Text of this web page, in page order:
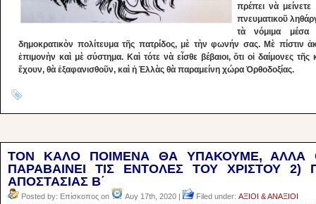
πρέπει νὰ
πνευματικοῦ
τὰ νόμιμα μέσα
δημοκρατικὸν πολίτευμα τῆς πατρίδος, μὲ τὴν φωνήν σας. Μὲ πίστιν
ἐπιμονὴν καὶ μὲ σύστημα. Καὶ τότε νὰ εἶσθε βέβαιοι, ὅτι οἱ δαίμονες
ἔχουν, θὰ ἐξαφανισθοῦν, καὶ ἡ Ἑλλὰς θὰ παραμείνη χώρα Ὀρθοδοξίας.
TON KAΛΟ ΠΟΙΜΕΝΑ ΘΑ ΥΠΑΚΟΥΜΕ, ΑΛΛΑ
ΠΑΡΑΒΑΙΝΕΙ ΤΙΣ ΕΝΤΟΛΕΣ ΤΟΥ ΧΡΙΣΤΟΥ 2)
ΑΠΟΣΤΑΣΙΑΣ Β΄
Posted by: Επίσκοπος on Αυγ 17th, 2020 | Filed under: ΑΞΙΟΙ & ΑΝΑΞΙΟΙ